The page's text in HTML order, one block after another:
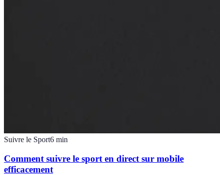
Suivre le Sport6 min
Comment suivre le sport en direct sur mobile
efficacement